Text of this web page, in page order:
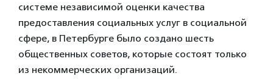
системе независимой оценки качества
предоставления социальных услуг в социальной
сфере, в Петербурге было создано шесть
общественных советов, которые состоят только
из некоммерческих организаций.